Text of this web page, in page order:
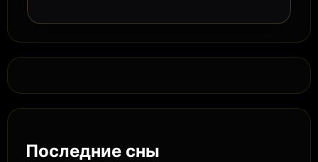
Последние сны